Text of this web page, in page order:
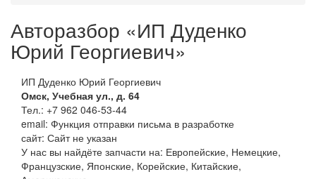
Авторазбор «ИП Дуденко
Юрий Георгиевич»
ИП Дуденко Юрий Георгиевич
Омск, Учебная ул., д. 64
Тел.: +7 962 046-53-44
email: Функция отправки письма в разработке
сайт: Сайт не указан
У нас вы найдёте запчасти на: Европейские, Немецкие,
Французские, Японские, Корейские, Китайские,